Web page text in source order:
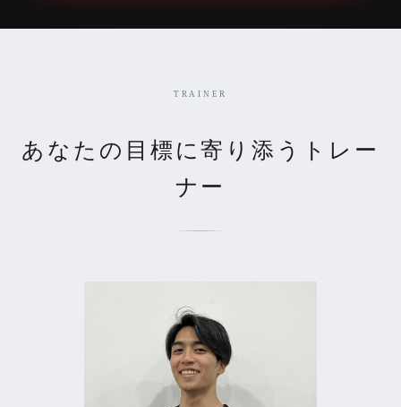
TRAINER
あなたの目標に寄り添うトレー
ナー